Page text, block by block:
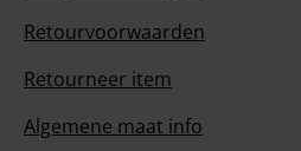
Retourvoorwaarden
Retourneer item
Algemene maat info